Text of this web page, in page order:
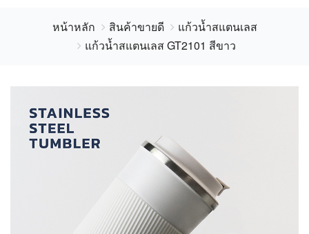
หน้าหลัก สินค้าขายดี
แก้วน้ำสแตนเลส
แก้วน้ำสแตนเลส GT2101 สีขาว